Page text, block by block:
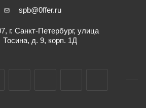
spb@0ffer.ru
г. Санкт-Петербург, улица
Тосина, д. 9, корп. 1Д